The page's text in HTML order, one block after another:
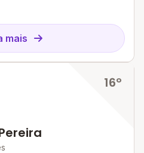
mais
16º